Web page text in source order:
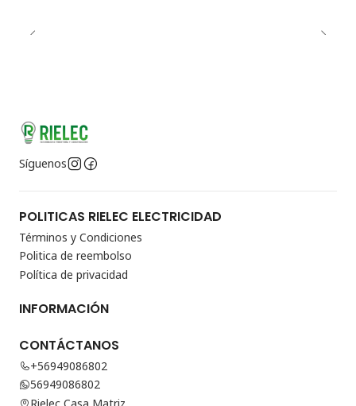
Síguenos
POLITICAS RIELEC ELECTRICIDAD
Términos y Condiciones
Politica de reembolso
Política de privacidad
INFORMACIÓN
CONTÁCTANOS
+56949086802
56949086802
Rielec Casa Matriz